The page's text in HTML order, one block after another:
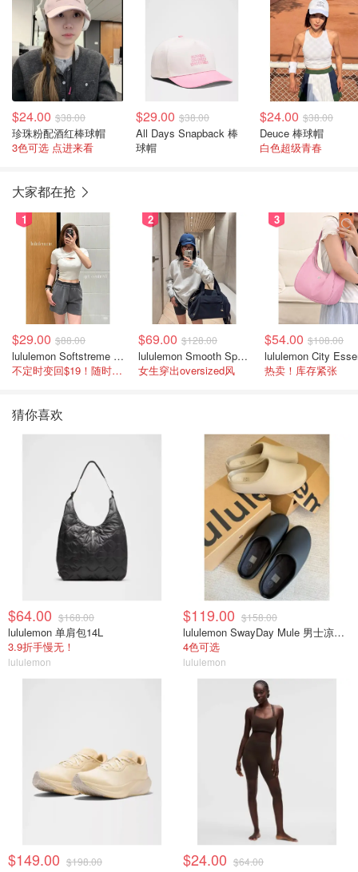
$24.00 $38.00
珍珠粉配酒红棒球帽
3色可选 点进来看
$29.00 $38.00
All Days Snapback 棒
球帽
$24.00 $38.00
Deuce 棒球帽
白色超级青春
大家都在抢
1
$29.00 $88.00
lululemon Softstreme 女士高腰短裤 10cm
不定时变回$19！随时点进来看
2
$69.00 $128.00
lululemon Smooth Spacer 经典卫衣
女生穿出oversized风
3
$54.00 $108.00
热卖！库存紧张
猜你喜欢
$64.00 $168.00
lululemon 单肩包14L
3.9折手慢无！
lululemon
$119.00 $158.00
lululemon SwayDay Mule 男士凉拖鞋
4色可选
lululemon
$149.00 $198.00 $24.00 $64.00